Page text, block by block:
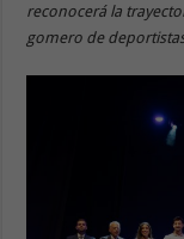
reconocerá la
gomero de